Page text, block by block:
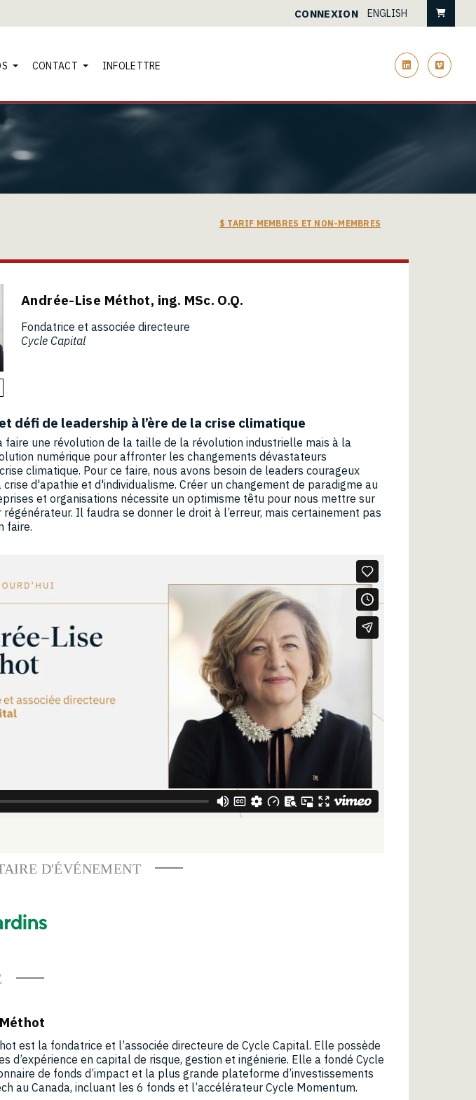
CONNEXION ENGLISH
CONTACT INFOLETTRE linkedinvimeo
$ TARIF MEMBRES ET NON-MEMBRES
Andrée-Lise Méthot, ing. MSc. O.Q.
Fondatrice et associée directeure
Cycle Capital
défi de leadership à l’ère de la crise climatique
faire une révolution de la taille de la révolution industrielle mais à la
numérique pour affronter les changements dévastateurs
climatique. Pour ce faire, nous avons besoin de leaders courageux
d'apathie et d'individualisme. Créer un changement de paradigme au
et organisations nécessite un optimisme têtu pour nous mettre sur
régénérateur. Il faudra se donner le droit à l’erreur, mais certainement pas
faire.
D'ÉVÉNEMENT
est la fondatrice et l’associée directeure de Cycle Capital. Elle possède
d’expérience en capital de risque, gestion et ingénierie. Elle a fondé Cycle
de fonds d’impact et la plus grande plateforme d’investissements
au Canada, incluant les 6 fonds et l’accélérateur Cycle Momentum.